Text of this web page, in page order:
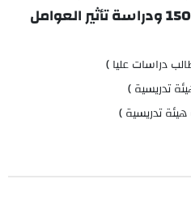
لتغذية حمل باستطاعة 150kw ودراسة تأثير العوامل
دراسات عليا )
تدريسية )
تدريسية )